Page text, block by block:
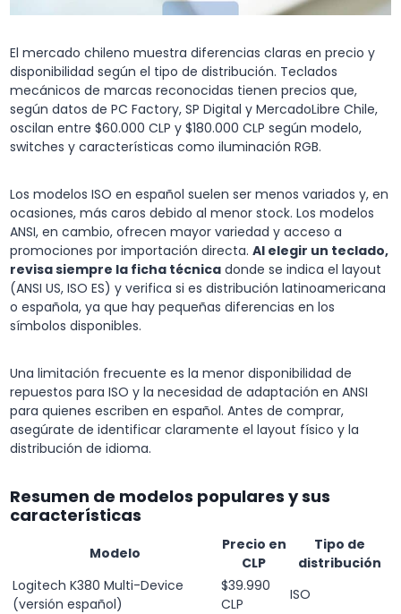
El mercado chileno muestra diferencias claras en precio y
disponibilidad según el tipo de distribución. Teclados
mecánicos de marcas reconocidas tienen precios que,
según datos de PC Factory, SP Digital y MercadoLibre Chile,
oscilan entre $60.000 CLP y $180.000 CLP según modelo,
switches y características como iluminación RGB.
Los modelos ISO en español suelen ser menos variados y, en
ocasiones, más caros debido al menor stock. Los modelos
ANSI, en cambio, ofrecen mayor variedad y acceso a
promociones por importación directa. Al elegir un teclado,
revisa siempre la ficha técnica donde se indica el layout
(ANSI US, ISO ES) y verifica si es distribución latinoamericana
o española, ya que hay pequeñas diferencias en los
símbolos disponibles.
Una limitación frecuente es la menor disponibilidad de
repuestos para ISO y la necesidad de adaptación en ANSI
para quienes escriben en español. Antes de comprar,
asegúrate de identificar claramente el layout físico y la
distribución de idioma.
Resumen de modelos populares y sus
características
Modelo
Precio en
CLP
Tipo de
distribución
Logitech K380 Multi-Device
(versión español)
$39.990
CLP
ISO